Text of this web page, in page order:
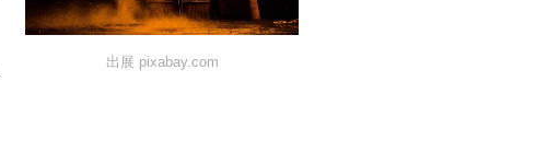
出展 pixabay.com